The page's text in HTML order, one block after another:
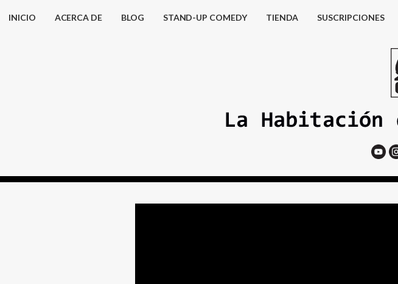
INICIO ACERCA DE BLOG STAND-UP COMEDY TIENDA SUSCRIPCIONES